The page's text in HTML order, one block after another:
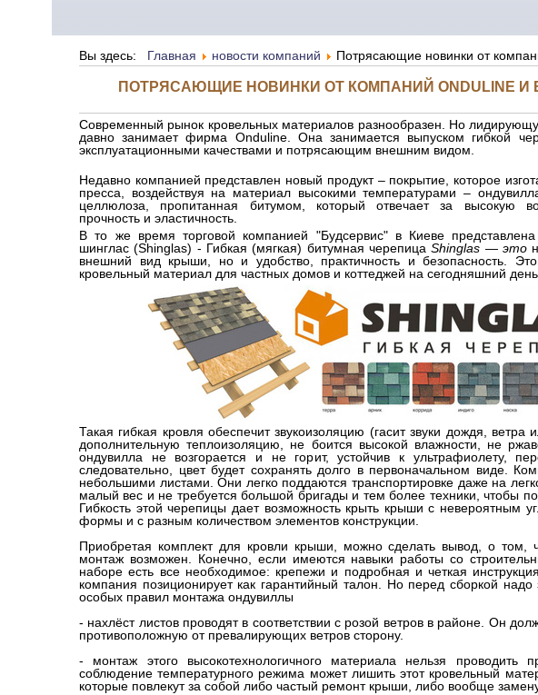
Вы здесь: Главная новости компаний Потрясающие новинки от
ПОТРЯСАЮЩИЕ НОВИНКИ ОТ КОМПАНИЙ ONDULINE И
Современный рынок кровельных материалов разнообразен. Но
давно занимает фирма Onduline. Она занимается выпуском гибкой
эксплуатационными качествами и потрясающим внешним видом.
Недавно компанией представлен новый продукт – покрытие, которое
пресса, воздействуя на материал высокими температурами –
целлюлоза, пропитанная битумом, который отвечает за высокую
прочность и эластичность.
В то же время торговой компанией "Будсервис" в Киеве
шинглас (Shinglas) - Гибкая (мягкая) битумная черепицаShinglas —это
внешний вид крыши, но и удобство, практичность и безопасность.
кровельный материал для частных домов и коттеджей на сегодняшний день.
Такая гибкая кровля обеспечит звукоизоляцию (гасит звуки дождя, ветра
дополнительную теплоизоляцию, не боится высокой влажности, не
ондувилла не возгорается и не горит, устойчив к ультрафиолету,
следовательно, цвет будет сохранять долго в первоначальном виде.
небольшими листами. Они легко поддаются транспортировке даже на
малый вес и не требуется большой бригады и тем более техники, чтобы
Гибкость этой черепицы дает возможность крыть крыши с невероятным
формы и с разным количеством элементов конструкции.
Приобретая комплект для кровли крыши, можно сделать вывод, о том,
монтаж возможен. Конечно, если имеются навыки работы со
наборе есть все необходимое: крепежи и подробная и четкая
компания позиционирует как гарантийный талон. Но перед сборкой надо
особых правил монтажа ондувиллы
- нахлёст листов проводят в соответствии с розой ветров в районе. Он
противоположную от превалирующих ветров сторону.
- монтаж этого высокотехнологичного материала нельзя
соблюдение температурного режима может лишить этот кровельный
которые повлекут за собой либо частый ремонт крыши, либо вообще